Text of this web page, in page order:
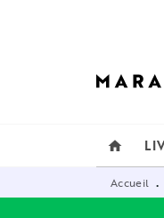
home
Accueil •